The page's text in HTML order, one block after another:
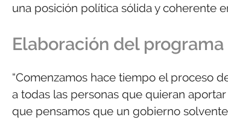
una posición política sólida y coherente
Elaboración del
“Comenzamos hace tiempo el proceso
a todas las personas que quieran
que pensamos que un gobierno